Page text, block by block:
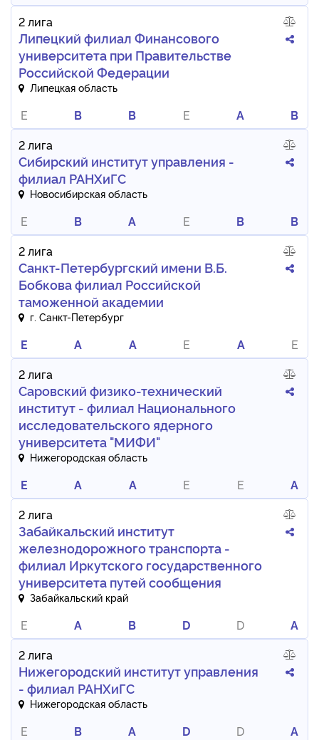
2 лига
Липецкий филиал Финансового
университета при Правительстве
Российской Федерации
Липецкая область
E B B E A
B
2 лига
Сибирский институт управления -
филиал РАНХиГС
Новосибирская область
E B A E B
B
2 лига
Санкт-Петербургский имени В.Б.
Бобкова филиал Российской
таможенной академии
г. Санкт-Петербург
E A A E A
E
2 лига
Саровский физико-технический
институт - филиал Национального
исследовательского ядерного
университета "МИФИ"
Нижегородская область
E A A E E
A
2 лига
Забайкальский институт
железнодорожного транспорта -
филиал Иркутского государственного
университета путей сообщения
Забайкальский край
E A B D D
A
2 лига
Нижегородский институт управления
- филиал РАНХиГС
Нижегородская область
E B A D D
A